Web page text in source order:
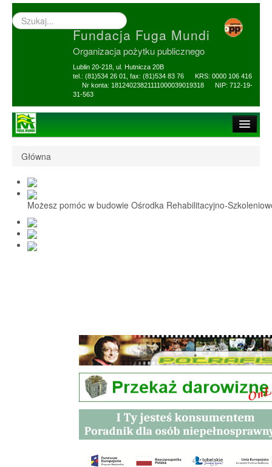
Wyszukiwarka
–
Fundacja Fuga Mundi
Organizacja pożytku publicznego
Lublin 20-218, ul. Hutnicza 20B
tel.: (81)534 26 01, fax: (81)534 83 76 KRS: 0000 106 416
Nr konta: 18124023821111000039019318 NIP: 712-19-
31-563
1,5% i darowizny
Nasi Beneficjenci
Ośrodek Reh-Szkol
Sprawozdania
Główna
Możesz pomóc w budowie Ośrodka Rehabilitacyjno-